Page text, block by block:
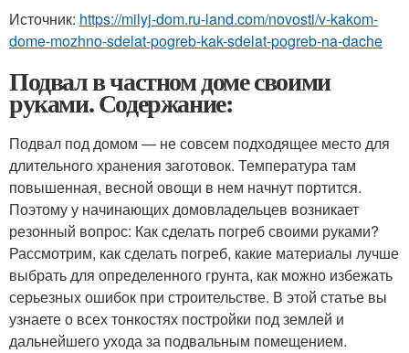
Источник: https://milyj-dom.ru-land.com/novosti/v-kakom-
dome-mozhno-sdelat-pogreb-kak-sdelat-pogreb-na-dache
Подвал в частном доме своими
руками. Содержание:
Подвал под домом — не совсем подходящее место для
длительного хранения заготовок. Температура там
повышенная, весной овощи в нем начнут портится.
Поэтому у начинающих домовладельцев возникает
резонный вопрос: Как сделать погреб своими руками?
Рассмотрим, как сделать погреб, какие материалы лучше
выбрать для определенного грунта, как можно избежать
серьезных ошибок при строительстве. В этой статье вы
узнаете о всех тонкостях постройки под землей и
дальнейшего ухода за подвальным помещением.